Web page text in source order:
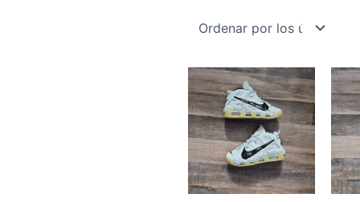
Este
producto
tiene
múltiples
variantes.
Las
opciones